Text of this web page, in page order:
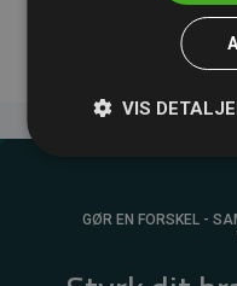
GØR EN FORSKEL -
VIS